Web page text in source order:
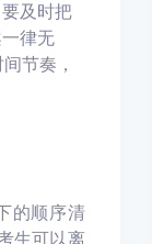
及时把
律无
节奏，
的顺序清
生可以离